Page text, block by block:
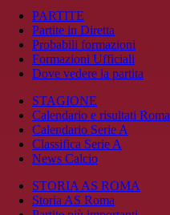
PARTITE
Partite in Diretta
Probabili formazioni
Formazioni Ufficiali
Dove vedere la partita
STAGIONE
Calendario e risultati Roma
Calendario Serie A
Classifica Serie A
News Calcio
STORIA AS ROMA
Storia AS Roma